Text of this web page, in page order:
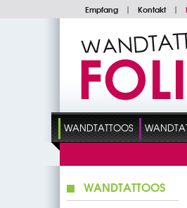
Empfang | Kontakt |
WANDTATTOOS
WANDTATTOOS